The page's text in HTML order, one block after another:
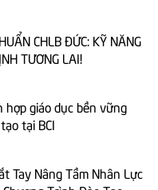
CHLB ĐỨC: KỸ NĂNG
TƯƠNG LAI!
hợp giáo dục bền vững
tại BCI
Tay Nâng Tầm Nhân Lực